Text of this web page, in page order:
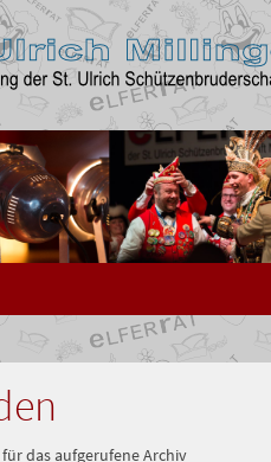
das aufgerufene Archiv